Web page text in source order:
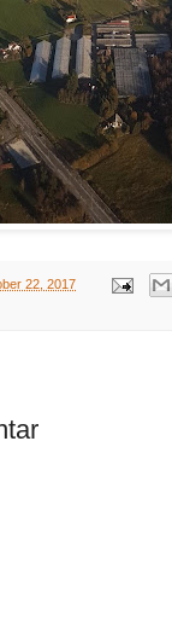
22, 2017